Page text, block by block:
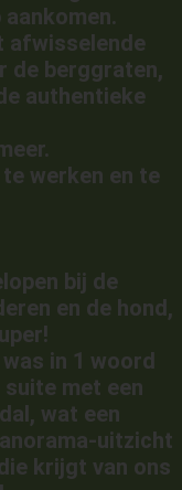
afwisselende
de berggraten,
authentieke
werken en te
bij de
en de hond,
in 1 woord
met een
wat een
uitzicht
krijgt van ons